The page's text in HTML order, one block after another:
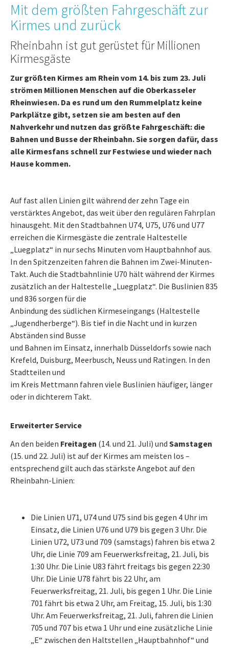
Mit dem größten Fahrgeschäft zur
Kirmes und zurück
Rheinbahn ist gut gerüstet für Millionen
Kirmesgäste
Zur größten Kirmes am Rhein vom 14. bis zum 23. Juli
strömen Millionen Menschen auf die Oberkasseler
Rheinwiesen. Da es rund um den Rummelplatz keine
Parkplätze gibt, setzen sie am besten auf den
Nahverkehr und nutzen das größte Fahrgeschäft: die
Bahnen und Busse der Rheinbahn. Sie sorgen dafür, dass
alle Kirmesfans schnell zur Festwiese und wieder nach
Hause kommen.
Auf fast allen Linien gilt während der zehn Tage ein
verstärktes Angebot, das weit über den regulären Fahrplan
hinausgeht. Mit den Stadtbahnen U74, U75, U76 und U77
erreichen die Kirmesgäste die zentrale Haltestelle
„Luegplatz“ in nur sechs Minuten vom Hauptbahnhof aus.
In den Spitzenzeiten fahren die Bahnen im Zwei-Minuten-
Takt. Auch die Stadtbahnlinie U70 hält während der Kirmes
zusätzlich an der Haltestelle „Luegplatz“. Die Buslinien 835
und 836 sorgen für die
Anbindung des südlichen Kirmeseingangs (Haltestelle
„Jugendherberge“). Bis tief in die Nacht und in kurzen
Abständen sind Busse
und Bahnen im Einsatz, innerhalb Düsseldorfs sowie nach
Krefeld, Duisburg, Meerbusch, Neuss und Ratingen. In den
Stadtteilen und
im Kreis Mettmann fahren viele Buslinien häufiger, länger
oder in dichterem Takt.
Erweiterter Service
An den beiden Freitagen (14. und 21. Juli) und Samstagen
(15. und 22. Juli) ist auf der Kirmes am meisten los –
entsprechend gilt auch das stärkste Angebot auf den
Rheinbahn-Linien:
Die Linien U71, U74 und U75 sind bis gegen 4 Uhr im
Einsatz, die Linien U76 und U79 bis gegen 3 Uhr. Die
Linien U72, U73 und 709 (samstags) fahren bis etwa 2
Uhr, die Linie 709 am Feuerwerksfreitag, 21. Juli, bis
1:30 Uhr. Die Linie U83 fährt freitags bis gegen 22:30
Uhr. Die Linie U78 fährt bis 22 Uhr, am
Feuerwerksfreitag, 21. Juli, bis gegen 1 Uhr. Die Linie
701 fährt bis etwa 2 Uhr, am Freitag, 15. Juli, bis 1:30
Uhr. Am Feuerwerksfreitag, 21. Juli, fahren die Linien
705 und 707 bis etwa 1 Uhr und eine zusätzliche Linie
„E“ zwischen den Haltstellen „Hauptbahnhof“ und